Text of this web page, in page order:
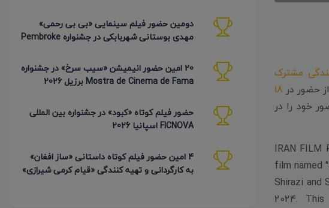
مشترک
حضور در 18
حضور خود را در
IRAN FILM
film named
Shirazi and
2024.
دومین حضور فیلم سینمایی «بی بی رحمی»
مهدی بوستانی شهربابکی در جشنواره Pembroke
20 امین حضور انیمیشن «سیب سرخ» در جشنواره
Mostra de Cinema de Fama برزیل 2026
حضور فیلم کوتاه «کبود» در جشنواره بین المللی
FICNOVA اسپانیا 2026
4 امین حضور فیلم کوتاه داستانی «ساز افغان»
به کارگردانی و تهیه کنندگی «قیام کرمی شیرازی»